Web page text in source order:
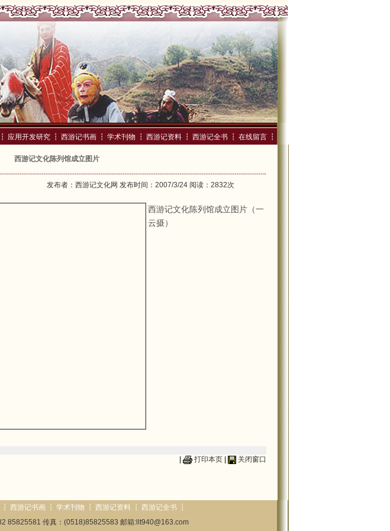
┇ 应用开发研究 ┇ 西游记书画 ┇ 学术刊物 ┇ 西游记资料 ┇ 西游记全书 ┇ 在线留言 ┇
西游记文化陈列馆成立图片
发布者：西游记文化网 发布时间：2007/3/24 阅读：2832次
西游记文化陈列馆成立图片 （一
云摄）
打印本页 关闭窗口
┇ 西游记书画 ┇ 学术刊物 ┇ 西游记资料 ┇ 西游记全书
┇
85825581 传真：(0518)85825583 邮箱:llt940@163.com